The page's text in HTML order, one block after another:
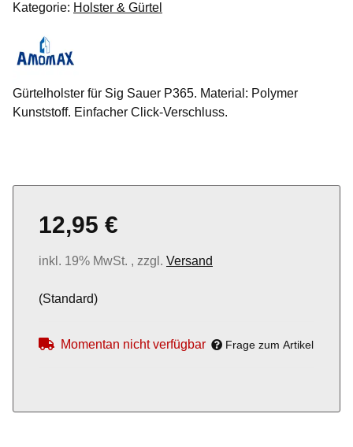
Kategorie: Holster & Gürtel
Gürtelholster für Sig Sauer P365. Material: Polymer
Kunststoff. Einfacher Click-Verschluss.
12,95 €
inkl. 19% MwSt. , zzgl. Versand
(Standard)
Momentan nicht verfügbar Frage zum Artikel